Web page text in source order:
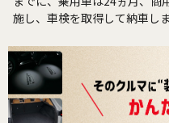
施し、車検を取得して納車し